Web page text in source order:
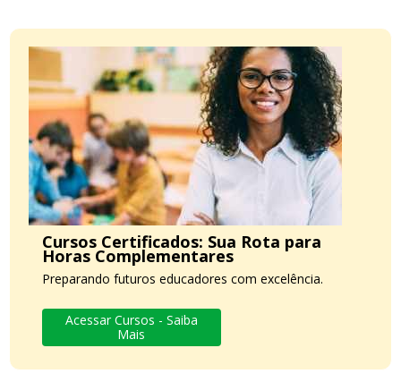
Cursos Certificados: Sua Rota para
Horas Complementares
Preparando futuros educadores com excelência.
Acessar Cursos - Saiba
Mais